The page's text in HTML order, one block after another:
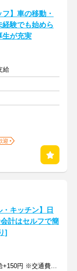
フ】車の移動・
経験でも始めら
生が充実
給
迎
・キッチン】日
計はセルフで簡
]
時給1200円～【早朝】時給+150円 ※交通費支給